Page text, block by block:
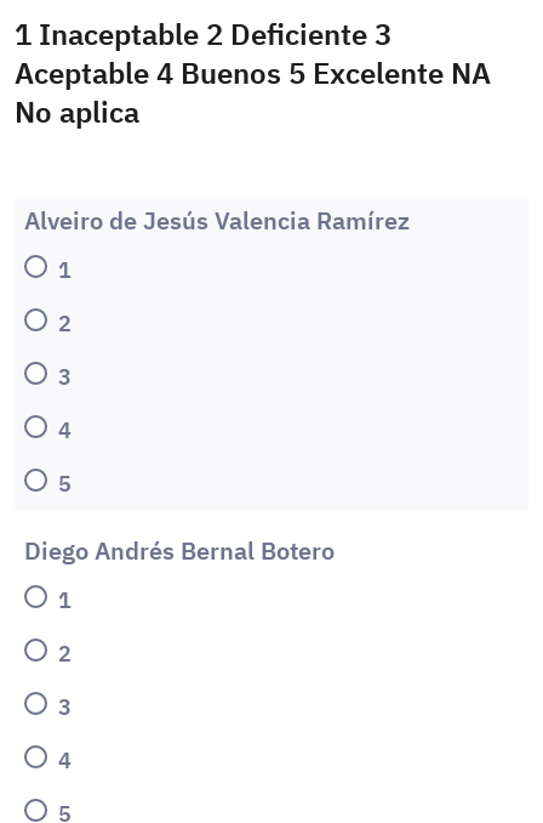
1 Inaceptable 2 Deficiente 3
Aceptable 4 Buenos 5 Excelente NA
No aplica
Alveiro de Jesús Valencia Ramírez
1
2
3
4
5
Diego Andrés Bernal Botero
1
2
3
4
5